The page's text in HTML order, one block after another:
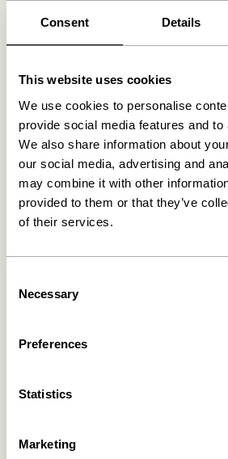
Consent Details
This website uses cookies
We use cookies to personalise
provide social media features and
We also share information about
our social media, advertising and
may combine it with other
provided to them or that they’ve
of their services.
Selection
Necessary
Preferences
Statistics
Marketing
Ähnliche Produkte
Kanso Schreibtisch
309,00kr.
Attract